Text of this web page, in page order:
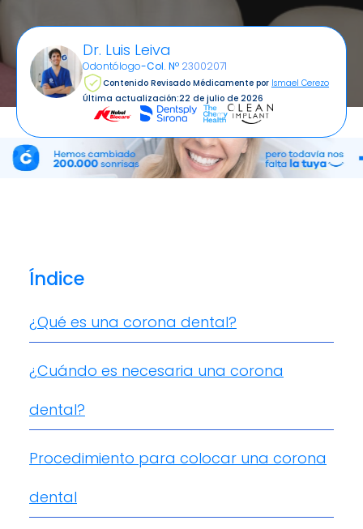
Dr. Luis Leiva
Odontólogo-Col. Nº 23002071
Contenido Revisado Médicamente por Ismael Cerezo
Última actualización:22 de julio de 2026
Índice
¿Qué es una corona dental?
¿Cuándo es necesaria una corona
dental?
Procedimiento para colocar una corona
dental